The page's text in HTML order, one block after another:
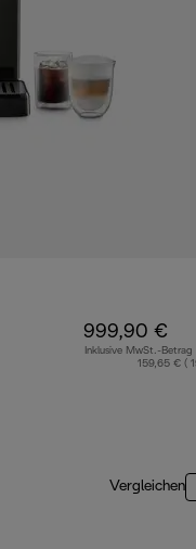
999,90 €
Inklusive MwSt.-Betrag
159,65 € (
Vergleichen